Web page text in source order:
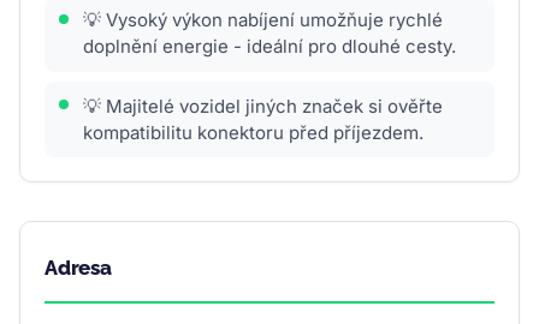
💡 Vysoký výkon nabíjení umožňuje rychlé
doplnění energie - ideální pro dlouhé cesty.
💡 Majitelé vozidel jiných značek si ověřte
kompatibilitu konektoru před příjezdem.
Adresa